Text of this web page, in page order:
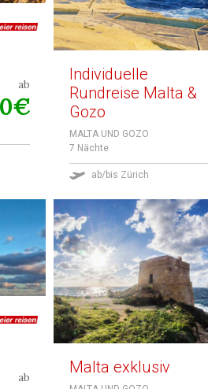
ab
Individuelle
Rundreise Malta &
Gozo
MALTA UND GOZO
7 Nächte
ab/bis Zürich
ab
Malta exklusiv